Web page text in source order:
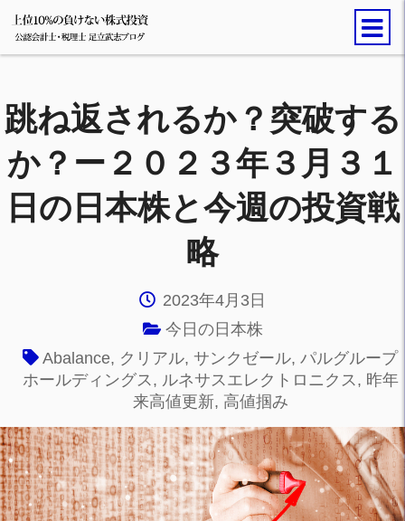
跳ね返されるか？突破する
か？ー２０２３年３月３１
日の日本株と今週の投資戦
略
2023年4月3日
今日の日本株
Abalance, クリアル,サンクゼール,パルグループ
ホールディングス, ルネサスエレクトロニクス, 昨年
来高値更新, 高値掴み